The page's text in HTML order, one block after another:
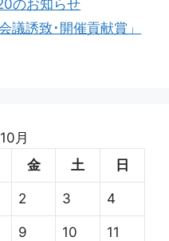
のお知らせ
議誘致･開催貢献賞」
月
金 土 日
2 3 4
9 10 11